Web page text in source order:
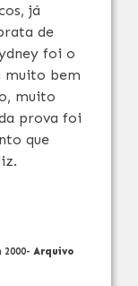
já
de
foi o
muito bem
muito
prova foi
que
2000- Arquivo